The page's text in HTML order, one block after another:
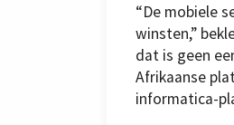
“De mobiele
winsten,”
dat is geen
Afrikaanse
informatica-